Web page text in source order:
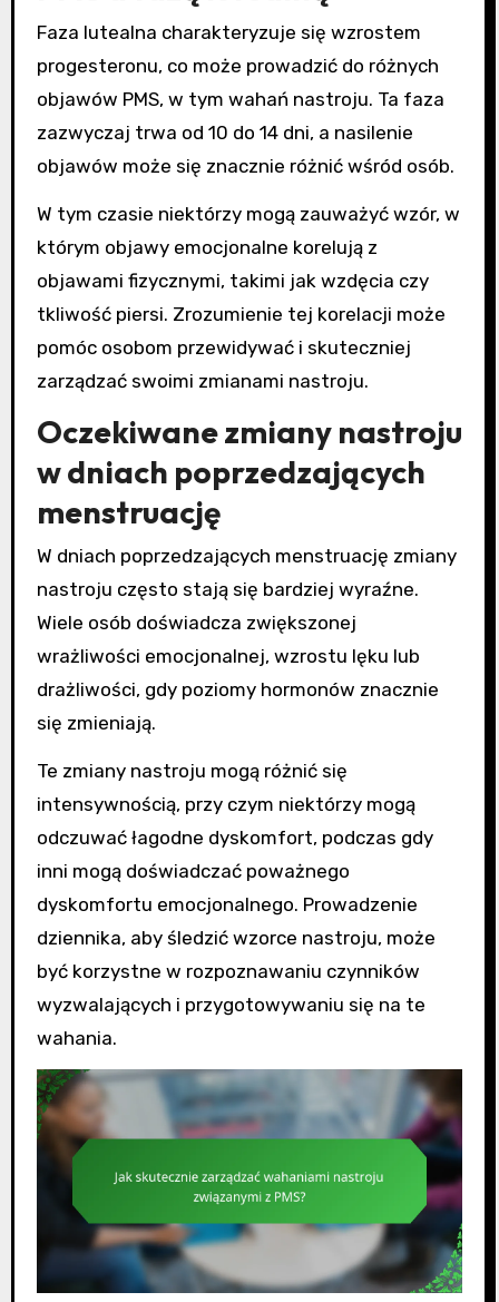
Faza lutealna charakteryzuje się wzrostem
progesteronu, co może prowadzić do różnych
objawów PMS, w tym wahań nastroju. Ta faza
zazwyczaj trwa od 10 do 14 dni, a nasilenie
objawów może się znacznie różnić wśród osób.
W tym czasie niektórzy mogą zauważyć wzór, w
którym objawy emocjonalne korelują z
objawami fizycznymi, takimi jak wzdęcia czy
tkliwość piersi. Zrozumienie tej korelacji może
pomóc osobom przewidywać i skuteczniej
zarządzać swoimi zmianami nastroju.
Oczekiwane zmiany nastroju
w dniach poprzedzających
menstruację
W dniach poprzedzających menstruację zmiany
nastroju często stają się bardziej wyraźne.
Wiele osób doświadcza zwiększonej
wrażliwości emocjonalnej, wzrostu lęku lub
drażliwości, gdy poziomy hormonów znacznie
się zmieniają.
Te zmiany nastroju mogą różnić się
intensywnością, przy czym niektórzy mogą
odczuwać łagodne dyskomfort, podczas gdy
inni mogą doświadczać poważnego
dyskomfortu emocjonalnego. Prowadzenie
dziennika, aby śledzić wzorce nastroju, może
być korzystne w rozpoznawaniu czynników
wyzwalających i przygotowywaniu się na te
wahania.